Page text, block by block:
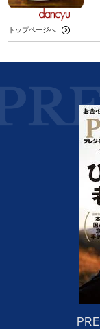
トップページへ